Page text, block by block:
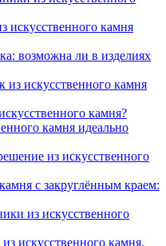
искусственного камня
возможна ли в изделиях
искусственного камня
камня?
камня идеально
из искусственного
с закруглённым краем:
из искусственного
искусственного камня,